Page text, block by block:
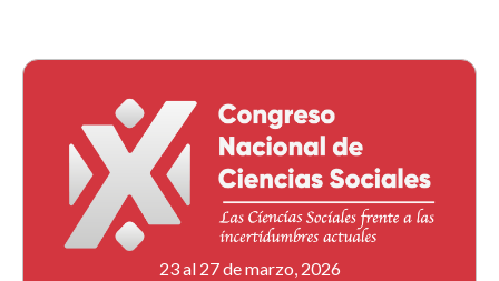
23 al 27 de marzo, 2026